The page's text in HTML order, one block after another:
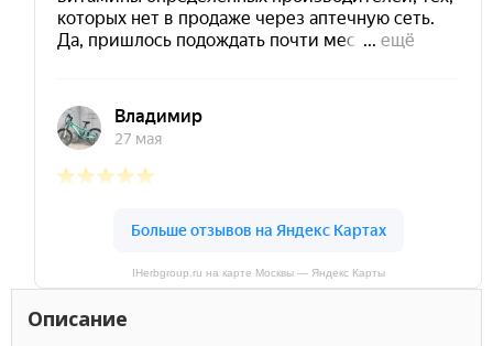
IHerbgroup.ru на карте Москвы — Яндекс Карты
Описание